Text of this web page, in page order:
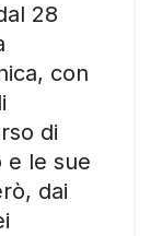
28
con
di
e le sue
dai